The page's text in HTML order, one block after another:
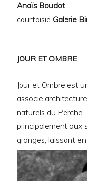
Anaïs Boudot
courtoisie Galerie
JOUR ET OMBRE
Jour et Ombre est
associe
naturels du Perche.
principalement aux
granges, laissant